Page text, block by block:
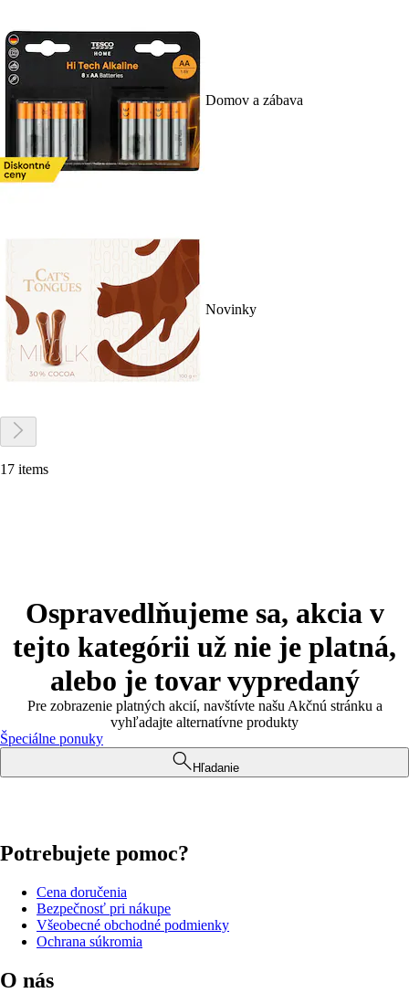
Domov a zábava
Novinky
17 items
Ospravedlňujeme sa, akcia v
tejto kategórii už nie je platná,
alebo je tovar vypredaný
Pre zobrazenie platných akcií, navštívte našu Akčnú stránku a
vyhľadajte alternatívne produkty
Špeciálne ponuky
Hľadanie
Potrebujete pomoc?
Cena doručenia
Bezpečnosť pri nákupe
Všeobecné obchodné podmienky
Ochrana súkromia
O nás